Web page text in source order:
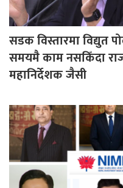
सडक विस्तारमा विद्युत
समयमै काम नसकिँदा
महानिर्देशक जैसी